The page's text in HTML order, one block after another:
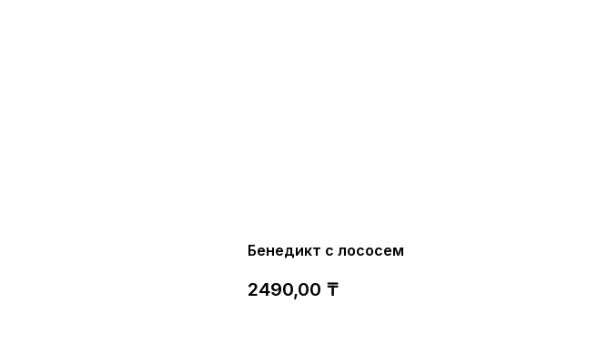
Бенедикт с лососем
2490,00 ₸